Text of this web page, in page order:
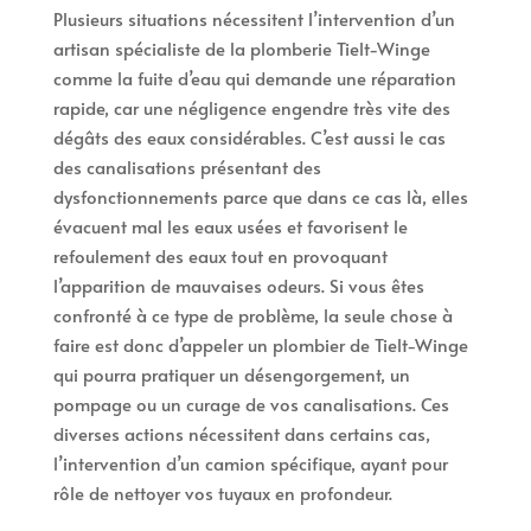
Plusieurs situations nécessitent l’intervention d’un
artisan spécialiste de la plomberie Tielt-Winge
comme la fuite d’eau qui demande une réparation
rapide, car une négligence engendre très vite des
dégâts des eaux considérables. C’est aussi le cas
des canalisations présentant des
dysfonctionnements parce que dans ce cas là, elles
évacuent mal les eaux usées et favorisent le
refoulement des eaux tout en provoquant
l’apparition de mauvaises odeurs. Si vous êtes
confronté à ce type de problème, la seule chose à
faire est donc d’appeler un plombier de Tielt-Winge
qui pourra pratiquer un désengorgement, un
pompage ou un curage de vos canalisations. Ces
diverses actions nécessitent dans certains cas,
l’intervention d’un camion spécifique, ayant pour
rôle de nettoyer vos tuyaux en profondeur.